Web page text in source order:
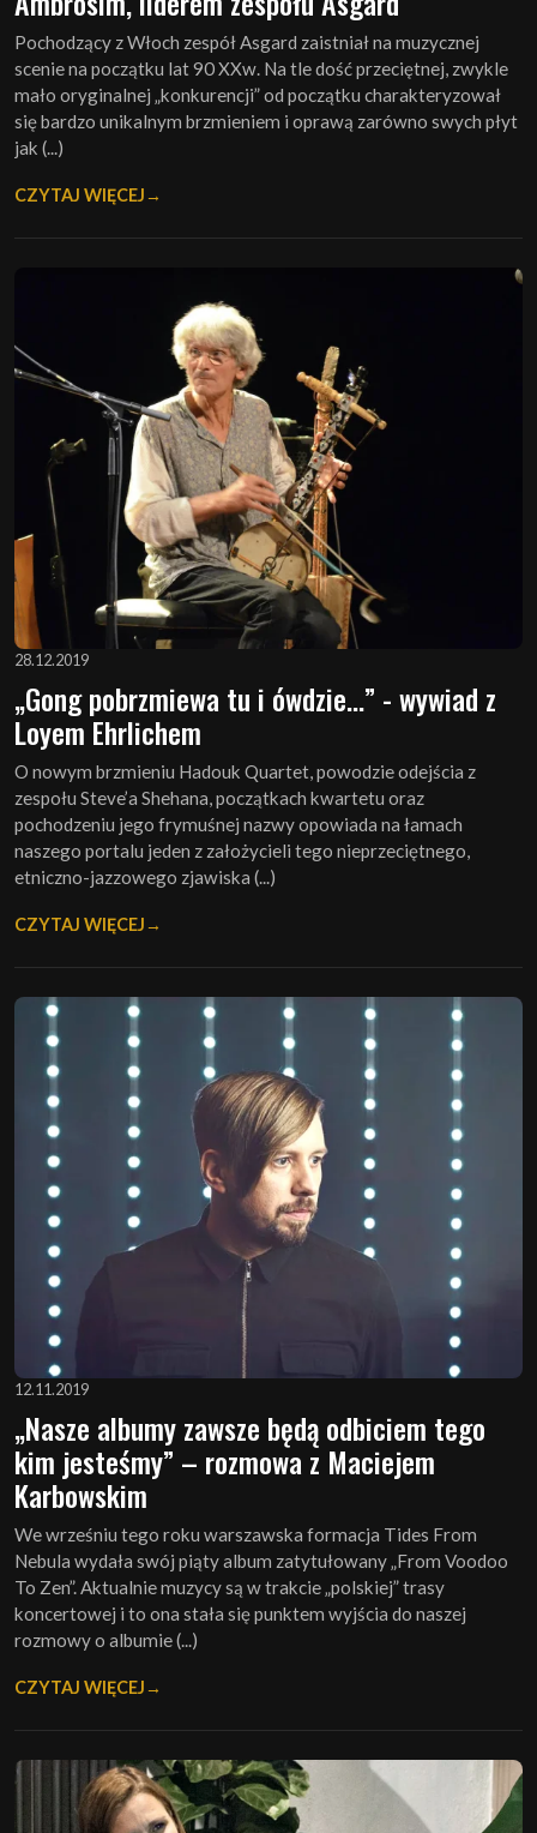
Pochodzący z Włoch zespół Asgard zaistniał na muzycznej
scenie na początku lat 90 XXw. Na tle dość przeciętnej, zwykle
mało oryginalnej „konkurencji” od początku charakteryzował
się bardzo unikalnym brzmieniem i oprawą zarówno swych płyt
jak (...)
CZYTAJ WIĘCEJ
28.12.2019
„Gong pobrzmiewa tu i ówdzie...” - wywiad z
Loyem Ehrlichem
O nowym brzmieniu Hadouk Quartet, powodzie odejścia z
zespołu Steve’a Shehana, początkach kwartetu oraz
pochodzeniu jego frymuśnej nazwy opowiada na łamach
naszego portalu jeden z założycieli tego nieprzeciętnego,
etniczno-jazzowego zjawiska (...)
CZYTAJ WIĘCEJ
12.11.2019
„Nasze albumy zawsze będą odbiciem tego
kim jesteśmy” – rozmowa z Maciejem
Karbowskim
We wrześniu tego roku warszawska formacja Tides From
Nebula wydała swój piąty album zatytułowany „From Voodoo
To Zen”. Aktualnie muzycy są w trakcie „polskiej” trasy
koncertowej i to ona stała się punktem wyjścia do naszej
rozmowy o albumie (...)
CZYTAJ WIĘCEJ